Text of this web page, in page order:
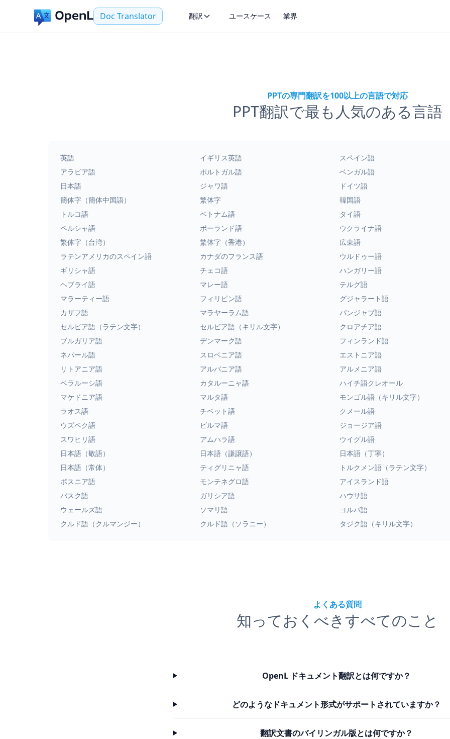
Doc Translator 翻訳 ユースケース 業界
PPTの専門翻訳を100以上の言語で対応
PPT翻訳で最も人気のある言語
英語 イギリス英語 スペイン語
アラビア語
ポルトガル語 ベンガル語
日本語
ジャワ語 ドイツ語
簡体字（簡体中国語）
繁体字 韓国語
トルコ語
ベトナム語 タイ語
ペルシャ語
ポーランド語 ウクライナ語
繁体字（台湾）
繁体字（香港） 広東語
ラテンアメリカのスペイン語
カナダのフランス語 ウルドゥー語
ギリシャ語
チェコ語 ハンガリー語
ヘブライ語
マレー語 テルグ語
マラーティー語
フィリピン語 グジャラート語
カザフ語
マラヤーラム語 パンジャブ語
セルビア語（ラテン文字）
セルビア語（キリル文字） クロアチア語
ブルガリア語
デンマーク語 フィンランド語
ネパール語
スロベニア語 エストニア語
リトアニア語
アルバニア語 アルメニア語
ベラルーシ語
カタルーニャ語 ハイチ語クレオール
マケドニア語
マルタ語 モンゴル語（キリル文字）
ラオス語
チベット語 クメール語
ウズベク語
ビルマ語 ジョージア語
スワヒリ語
アムハラ語 ウイグル語
日本語（敬語）
日本語（謙譲語） 日本語（丁寧）
日本語（常体）
ティグリニャ語 トルクメン語（ラテン文字）
ボスニア語
モンテネグロ語 アイスランド語
バスク語
ガリシア語 ハウサ語
ウェールズ語
ソマリ語 ヨルバ語
クルド語（クルマンジー）
クルド語（ソラニー） タジク語（キリル文字）
よくある質問
知っておくべきすべてのこと
OpenL ドキュメント翻訳とは何ですか？
どのようなドキュメント形式がサポートされていますか？
翻訳文書のバイリンガル版とは何ですか？